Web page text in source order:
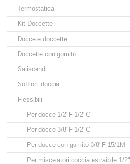
Termostatica
Kit Doccette
Docce e doccette
Doccette con gomito
Saliscendi
Soffioni doccia
Flessibili
Per docce 1/2"F-1/2"C
Per docce 3/8"F-1/2"C
Per docce con gomito 3/8"F-15/1M
Per miscelatori doccia estraibile 1/